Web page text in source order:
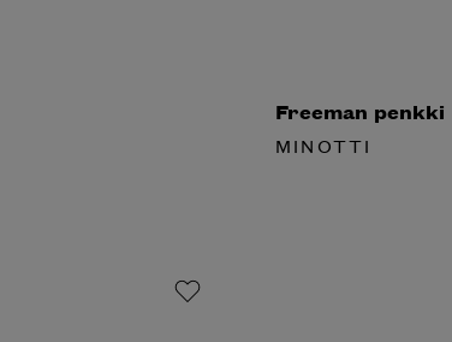
Freeman penkki
MINOTTI